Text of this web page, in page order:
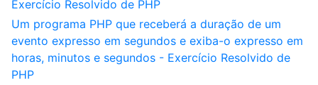
Exercício Resolvido de PHP
Um programa PHP que receberá a duração de um
evento expresso em segundos e exiba-o expresso em
horas, minutos e segundos - Exercício Resolvido de
PHP